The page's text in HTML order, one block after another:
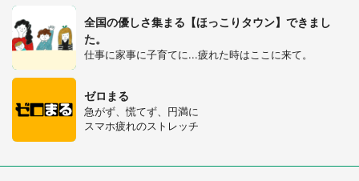
全国の優しさ集まる【ほっこりタウン】できまし
た。
仕事に家事に子育てに...疲れた時はここに来て。
ゼロまる
急がず、慌てず、円満に
スマホ疲れのストレッチ